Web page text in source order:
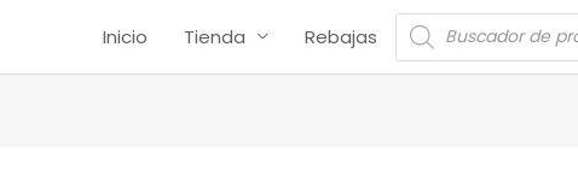
Inicio Tienda Rebajas